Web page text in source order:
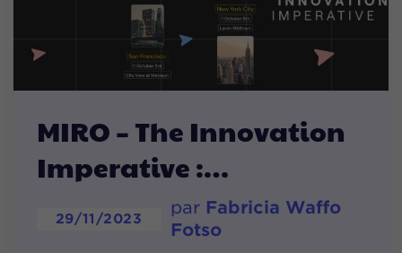
MIRO – The Innovation
Imperative :
29/11/2023
par Fabricia Waffo
Fotso